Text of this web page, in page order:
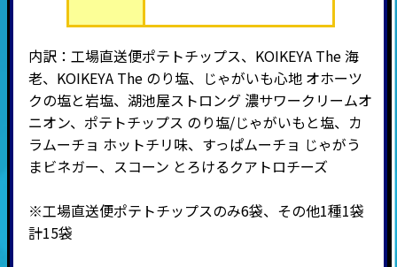
内訳：工場直送便ポテトチップス、KOIKEYA The 海
老、KOIKEYA The のり塩、じゃがいも心地 オホーツ
クの塩と岩塩、湖池屋ストロング 濃サワークリームオ
ニオン、ポテトチップス のり塩/じゃがいもと塩、カ
ラムーチョ ホットチリ味、すっぱムーチョ じゃがう
まビネガー、スコーン とろけるクアトロチーズ
※工場直送便ポテトチップスのみ6袋、その他1種1袋
計15袋